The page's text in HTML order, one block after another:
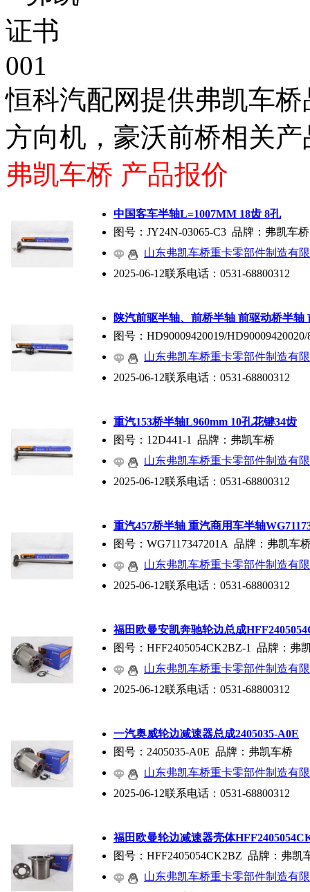
恒科汽配网提供弗凯车
方向机，豪沃前桥相关
弗凯车桥 产品报价
中国客车半轴L=1007MM 18齿 8孔
图号：JY24N-03065-C3 品牌：弗凯车桥
山东弗凯车桥重卡零部件制造有
2025-06-12联系电话： 0531-68800312
陕汽前驱半轴、前桥半轴 前驱动桥半轴
图号：HD90009420019/
山东弗凯车桥重卡零部件制造有
2025-06-12联系电话： 0531-68800312
重汽153桥半轴L960mm 10孔花键34齿
图号：12D441-1 品牌：弗凯车桥
山东弗凯车桥重卡零部件制造有
2025-06-12联系电话： 0531-68800312
重汽457桥半轴 重汽商用车半轴
图号：WG7117347201A 品牌：弗凯车
山东弗凯车桥重卡零部件制造有
2025-06-12联系电话： 0531-68800312
福田欧曼安凯奔驰轮边总成
图号：HFF2405054CK2BZ-1 品牌：弗
山东弗凯车桥重卡零部件制造有
2025-06-12联系电话： 0531-68800312
一汽奥威轮边减速器总成2405035-A0E
图号：2405035-A0E 品牌：弗凯车桥
山东弗凯车桥重卡零部件制造有
2025-06-12联系电话： 0531-68800312
福田欧曼轮边减速器壳体
图号：HFF2405054CK2BZ 品牌：弗凯
山东弗凯车桥重卡零部件制造有